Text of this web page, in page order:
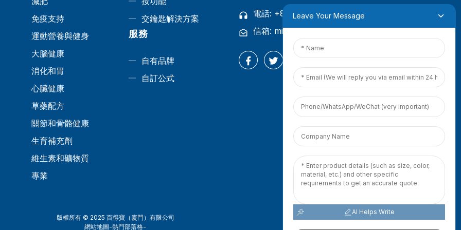
免疫支持
運動營養與健身
大腦健康
消化和胃
心臟健康
草藥配方
關節和骨骼健康
生育補充劑
維生素和礦物質
專業
交鑰匙解決方案
服務
自有品牌
自訂公式
電話: +86 18965423693
信箱: mina.cao@foxmail.com
版權所有 © 2025 百得寶（廈門）有限公司
網站地圖-熱門部落格-
Leave Your Message
AI Helps Write